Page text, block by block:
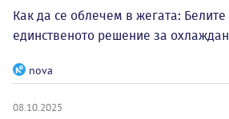
Как да се облечем в жегата: Белите
единственото решение за
nova
08.10.2025